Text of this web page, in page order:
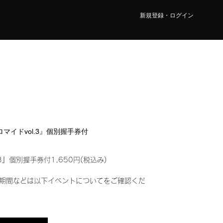
新規登録・ログイン
マイドvol.3』個別握手券付
』個別握手券付1,650円(税込み)
間などは以下イベントについてをご確認くだ